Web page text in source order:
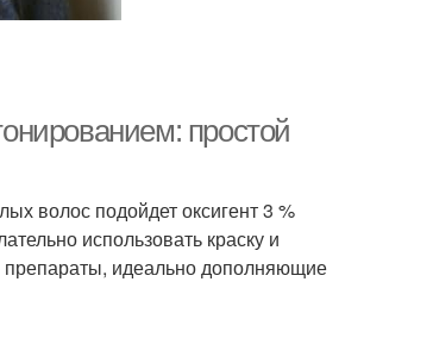
простой
волос подойдет оксигент 3 %
использовать краску и
препараты, идеально дополняющие